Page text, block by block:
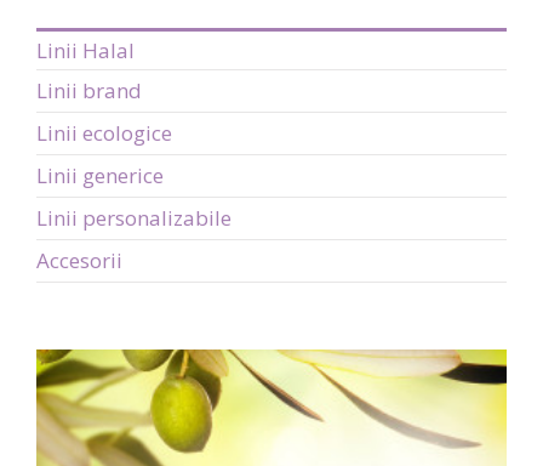
Linii Halal
Linii brand
Linii ecologice
Linii generice
Linii personalizabile
Accesorii